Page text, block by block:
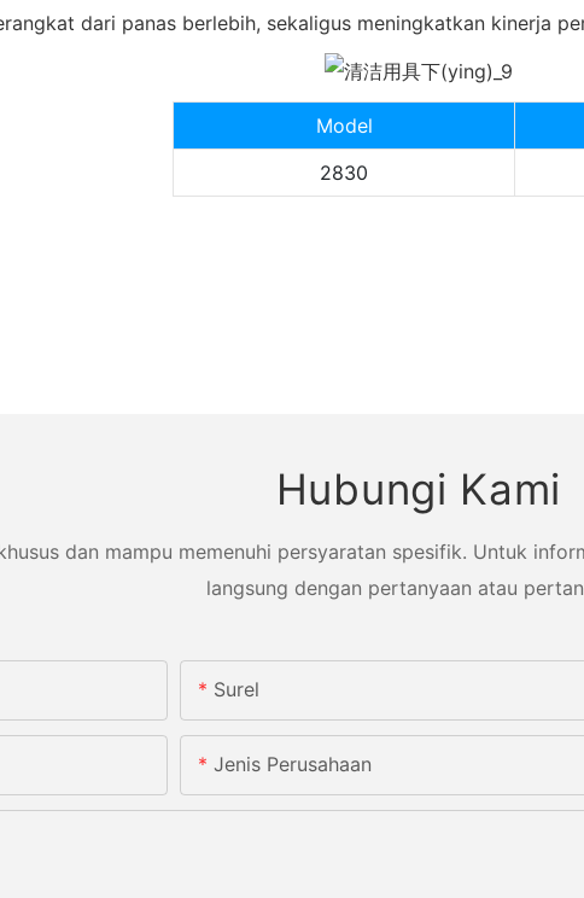
dari panas berlebih, sekaligus meningkatkan kinerja
Model
2830
Hubungi Kami
dan mampu memenuhi persyaratan spesifik. Untuk
langsung dengan pertanyaan atau
Surel
Jenis Perusahaan